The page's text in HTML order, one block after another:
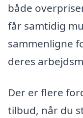
både
får samtidig
sammenligne
deres
Der er flere
tilbud, når du